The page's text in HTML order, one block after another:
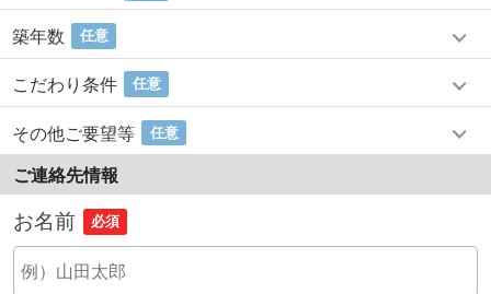
築年数 任意
こだわり条件 任意
その他ご要望等 任意
ご連絡先情報
お名前 必須